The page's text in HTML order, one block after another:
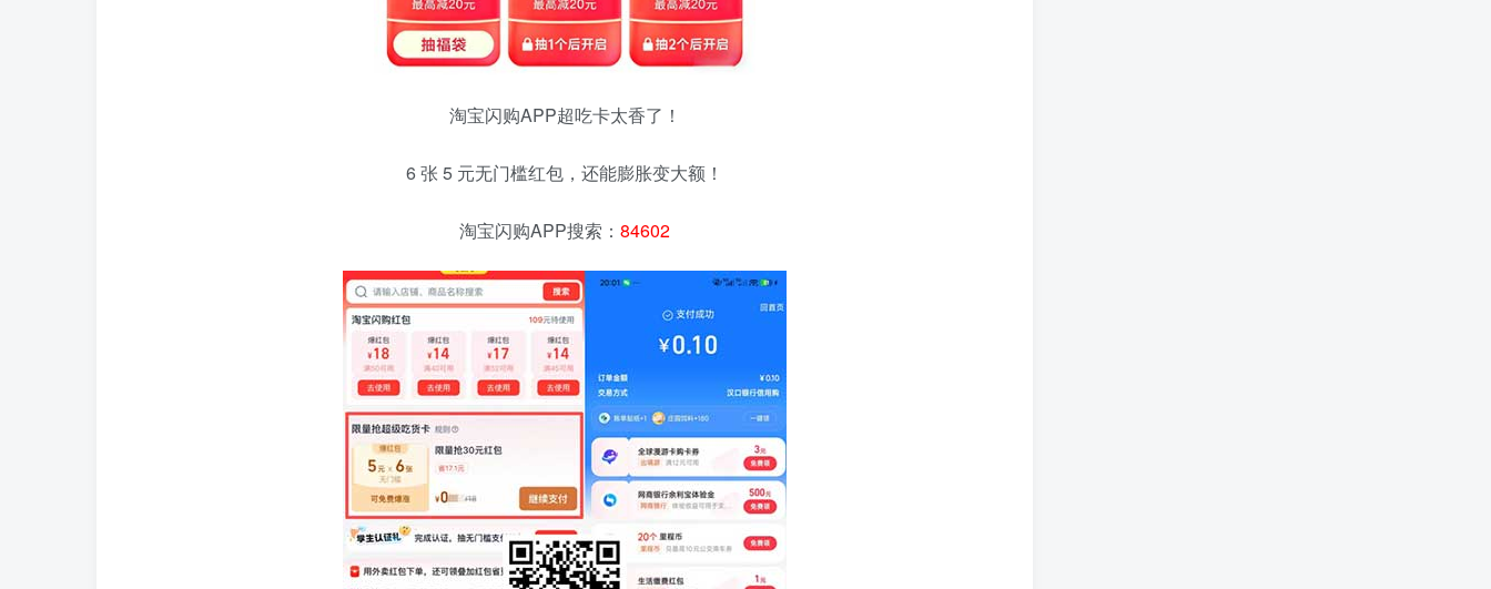
淘宝闪购APP超吃卡太香了！
6 张 5 元无门槛红包，还能膨胀变大额！
淘宝闪购APP搜索： 84602